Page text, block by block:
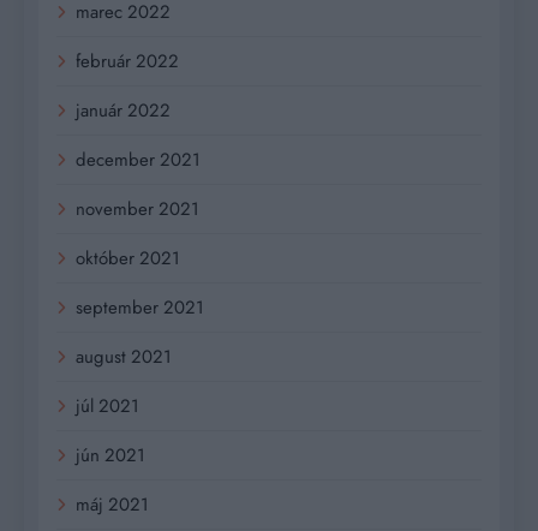
marec 2022
február 2022
január 2022
december 2021
november 2021
október 2021
september 2021
august 2021
júl 2021
jún 2021
máj 2021